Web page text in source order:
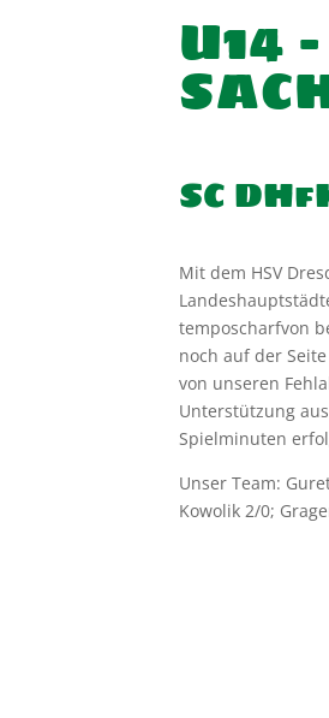
U14
SC
Mit dem HSV
temposcharfvon
noch auf der
von unseren
Unterstützung
Spielminuten
Unser Team:
Kowolik 2/0;